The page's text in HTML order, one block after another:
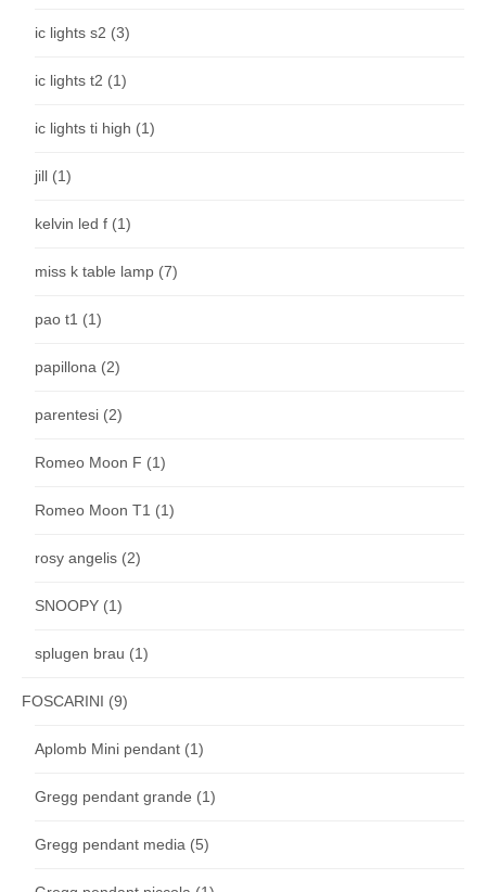
ic lights s2 (3)
ic lights t2 (1)
ic lights ti high (1)
jill (1)
kelvin led f (1)
miss k table lamp (7)
pao t1 (1)
papillona (2)
parentesi (2)
Romeo Moon F (1)
Romeo Moon T1 (1)
rosy angelis (2)
SNOOPY (1)
splugen brau (1)
FOSCARINI (9)
Aplomb Mini pendant (1)
Gregg pendant grande (1)
Gregg pendant media (5)